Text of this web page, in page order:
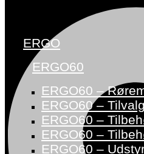
ERGO
ERGO60
ERGO60 –
ERGO60 – Tilvalg
ERGO60 –
ERGO60 –
ERGO60 –